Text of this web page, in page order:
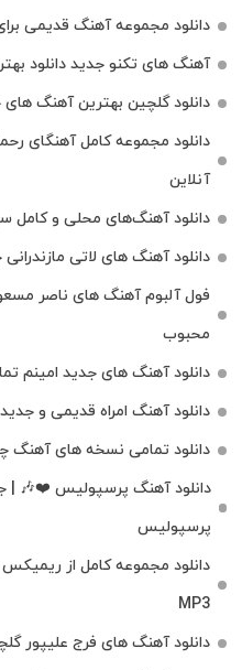
دانلود مجموعه آهنگ قدیمی
آهنگ های تکنو جدید دانلود
دانلود گلچین بهترین آهنگ
دانلود مجموعه کامل آهنگای
آنلاین
دانلود آهنگ‌های محلی و کامل
دانلود آهنگ‌ های لاتی
فول آلبوم آهنگ‌ های ناصر
محبوب
دانلود آهنگ های جدید
دانلود آهنگ امراه قدیمی و
دانلود تمامی نسخه های آهنگ
دانلود آهنگ پرسپولیس ❤️🎶 |
پرسپولیس
دانلود مجموعه کامل از
MP3
دانلود آهنگ های فرج علیپور